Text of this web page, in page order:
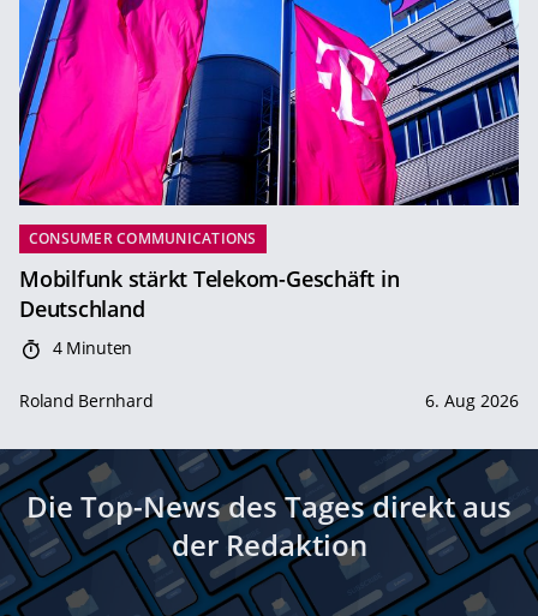
CONSUMER COMMUNICATIONS
Mobilfunk stärkt Telekom-Geschäft in
Deutschland
4 Minuten
Roland Bernhard 6. Aug 2026
Die Top-News des Tages direkt aus
der Redaktion